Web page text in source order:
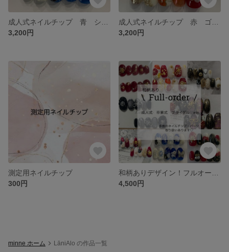
3,200円
3,200円
測定用ネイルチップ
300円
4,500円
minne ホーム LāniAlo の作品一覧